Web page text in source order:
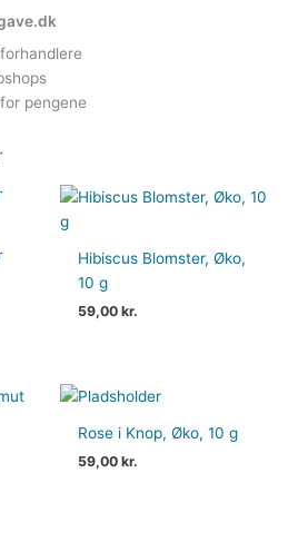
pengene
Hibiscus Blomster, Øko,
10 g
59,00kr.
Rose i Knop, Øko, 10 g
59,00kr.